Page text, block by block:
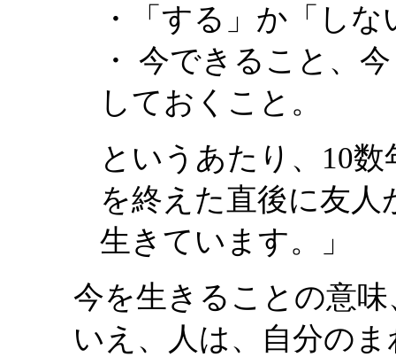
・「する」か「し
・ 今できること、
しておくこと。
というあたり、10
を終えた直後に友
生きています。」
今を生きることの意
いえ、人は、自分の